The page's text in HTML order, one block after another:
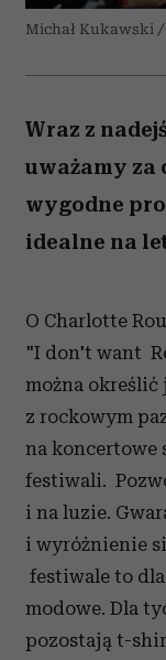
Michał Kukawski
Wraz z
uważamy za
wygodne
idealne na
O Charlotte
"I don't want
można
z rockowym
na koncertowe
festiwali.
i na luzie.
i wyróżnienie
festiwale to
modowe. Dla
pozostają t-